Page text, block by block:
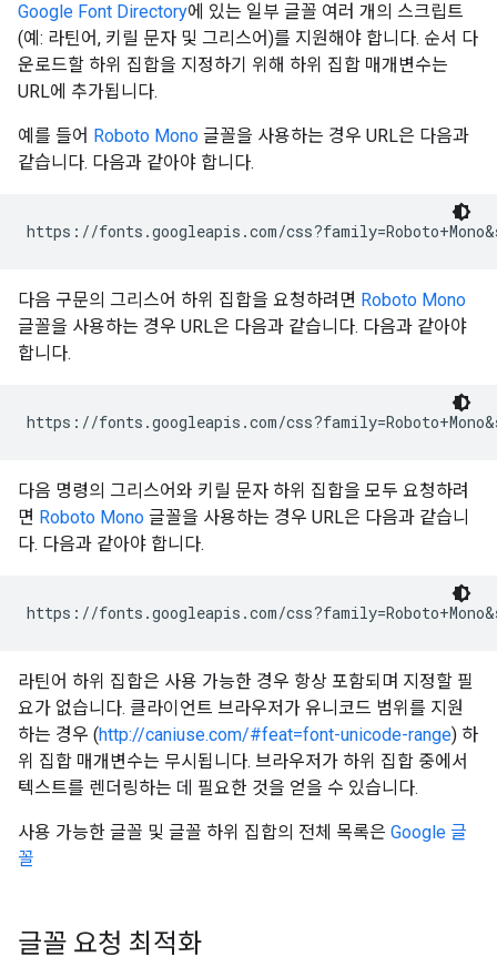
Google Font Directory에 있는 일부 글꼴 여러 개의 스크립트
(예: 라틴어, 키릴 문자 및 그리스어)를 지원해야 합니다. 순서 다
운로드할 하위 집합을 지정하기 위해 하위 집합 매개변수는
URL에 추가됩니다.
예를 들어 Roboto Mono 글꼴을 사용하는 경우 URL은 다음과
같습니다. 다음과 같아야 합니다.
다음 구문의 그리스어 하위 집합을 요청하려면 Roboto Mono
글꼴을 사용하는 경우 URL은 다음과 같습니다. 다음과 같아야
합니다.
다음 명령의 그리스어와 키릴 문자 하위 집합을 모두 요청하려
면 Roboto Mono 글꼴을 사용하는 경우 URL은 다음과 같습니
다. 다음과 같아야 합니다.
라틴어 하위 집합은 사용 가능한 경우 항상 포함되며 지정할 필
요가 없습니다. 클라이언트 브라우저가 유니코드 범위를 지원
하는 경우 (http://caniuse.com/#feat=font-unicode-range) 하
위 집합 매개변수는 무시됩니다. 브라우저가 하위 집합 중에서
텍스트를 렌더링하는 데 필요한 것을 얻을 수 있습니다.
사용 가능한 글꼴 및 글꼴 하위 집합의 전체 목록은 Google 글
꼴
글꼴 요청 최적화